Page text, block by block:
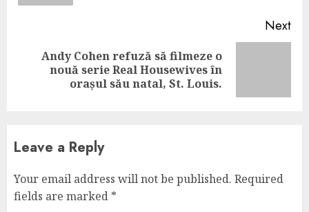
Next
Next
Andy Cohen refuză să filmeze o
nouă serie Real Housewives în
orașul său natal, St. Louis.
Leave a Reply
Your email address will not be published. Required
fields are marked *